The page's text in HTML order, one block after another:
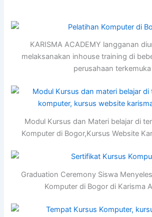
KARISMA ACADEMY langganan
melaksanakan inhouse training di
perusahaan terkemuka
Modul Kursus dan Materi belajar di
Komputer di Bogor,Kursus Website
Graduation Ceremony Siswa
Komputer di Bogor di Karisma